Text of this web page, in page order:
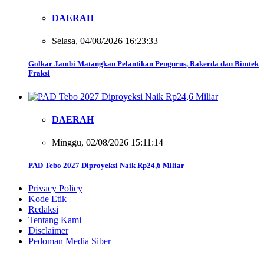
DAERAH
Selasa, 04/08/2026 16:23:33
Golkar Jambi Matangkan Pelantikan Pengurus, Rakerda dan Bimtek
Fraksi
DAERAH
Minggu, 02/08/2026 15:11:14
PAD Tebo 2027 Diproyeksi Naik Rp24,6 Miliar
Privacy Policy
Kode Etik
Redaksi
Tentang Kami
Disclaimer
Pedoman Media Siber